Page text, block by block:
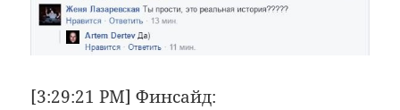
[3:29:21 PM] Финсайд: